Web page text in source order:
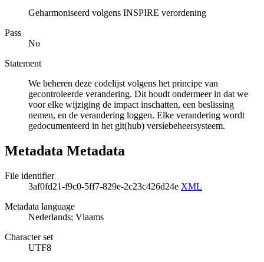
Geharmoniseerd volgens INSPIRE verordening
Pass
No
Statement
We beheren deze codelijst volgens het principe van
gecontroleerde verandering. Dit houdt ondermeer in dat we
voor elke wijziging de impact inschatten, een beslissing
nemen, en de verandering loggen. Elke verandering wordt
gedocumenteerd in het git(hub) versiebeheersysteem.
Metadata Metadata
File identifier
3af0fd21-f9c0-5ff7-829e-2c23c426d24e XML
Metadata language
Nederlands; Vlaams
Character set
UTF8